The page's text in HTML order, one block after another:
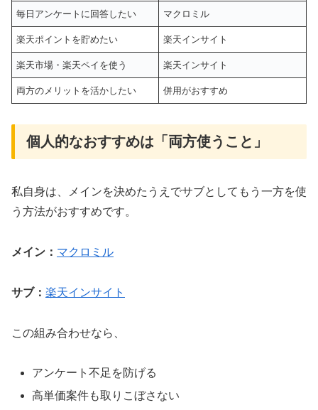
毎日アンケートに回答したい マクロミル
楽天ポイントを貯めたい 楽天インサイト
楽天市場・楽天ペイを使う 楽天インサイト
両方のメリットを活かしたい 併用がおすすめ
個人的なおすすめは「両方使うこと」
私自身は、メインを決めたうえでサブとしてもう一方を使
う方法がおすすめです。
メイン： マクロミル
サブ： 楽天インサイト
この組み合わせなら、
アンケート不足を防げる
高単価案件も取りこぼさない